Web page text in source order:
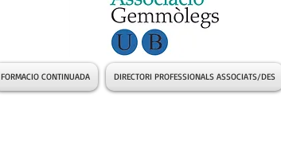
FORMACIO CONTINUADA DIRECTORI PROFESSIONALS ASSOCIATS/DES